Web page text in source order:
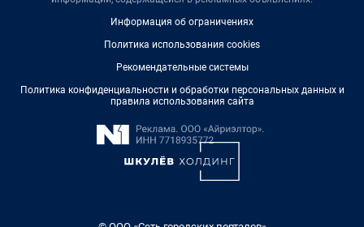
Информация об ограничениях
Политика использования cookies
Рекомендательные системы
Политика конфиденциальности и обработки персональных данных и
правила использования сайта